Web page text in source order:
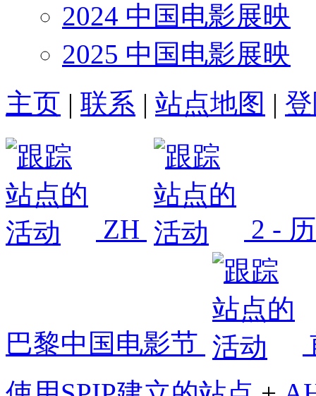
2024 中国电影展映
2025 中国电影展映
主页 | 联系 | 站点地图 |
ZH 2 -
巴黎中国电影节